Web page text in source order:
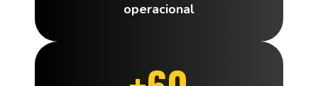
operacional